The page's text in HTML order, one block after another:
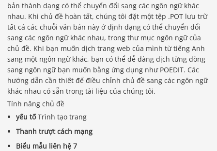
bản thành dạng có thể chuyển đổi sang các ngôn ngữ khác
nhau. Khi chủ đề hoàn tất, chúng tôi đặt một tệp .POT lưu trữ
tất cả các chuỗi văn bản này ở định dạng có thể chuyển đổi
sang các ngôn ngữ khác nhau, trong thư mục ngôn ngữ của
chủ đề. Khi bạn muốn dịch trang web của mình từ tiếng Anh
sang một ngôn ngữ khác, bạn có thể dễ dàng dịch từng dòng
sang ngôn ngữ bạn muốn bằng ứng dụng như POEDIT. Các
hướng dẫn cần thiết để điều chỉnh chủ đề sang các ngôn ngữ
khác nhau có sẵn trong tài liệu của chúng tôi.
Tính năng chủ đề
yếu tốTrình tạo trang
Thanh trượt cách mạng
Biểu mẫu liên hệ 7